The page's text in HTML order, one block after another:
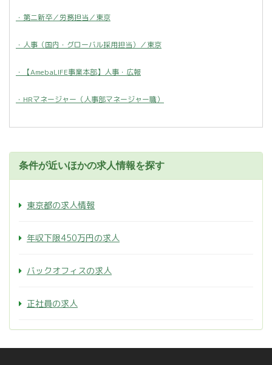
・第二新卒／労務担当／東京
・人事（国内・グローバル採用担当）／東京
・【AmebaLIFE事業本部】人事・広報
・HRマネージャー（人事部マネージャー職）
条件が近いほかの求人情報を探す
東京都の求人情報
年収下限450万円の求人
バックオフィスの求人
正社員の求人